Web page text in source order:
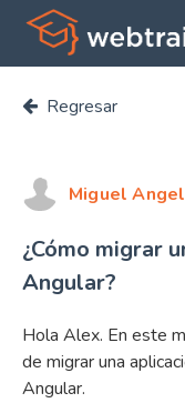
Regresar
Miguel Angel
¿Cómo migrar
Angular?
Hola Alex. En este
de migrar una
Angular.